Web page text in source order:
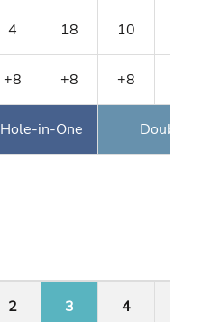
4 18 10
+8 +8 +8
Hole-in-One Double
2 3 4